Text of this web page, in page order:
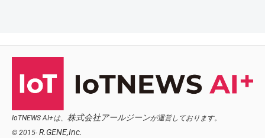
IoTNEWS AI+は、 株式会社アールジーンが運営しております。
© 2015- R.GENE,Inc.